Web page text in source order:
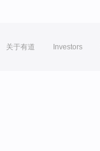
关于有道 Investors